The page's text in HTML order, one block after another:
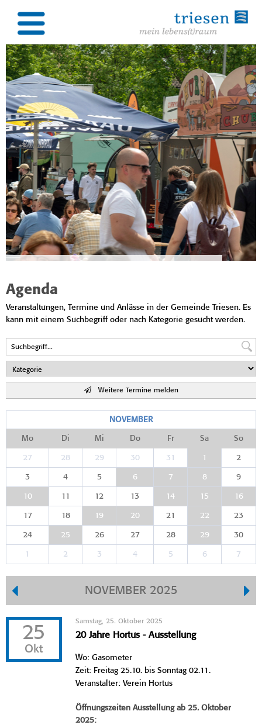
Agenda
Veranstaltungen, Termine und Anlässe in der Gemeinde Triesen. Es
kann mit einem Suchbegriff oder nach Kategorie gesucht werden.
Weitere Termine melden
NOVEMBER
Mo Di Mi Do Fr Sa So
27 28 29 30 31 1 2
3 4 5 6 7 8 9
10 11 12 13 14 15 16
17 18 19 20 21 22 23
24 25 26 27 28 29 30
1 2 3 4 5 6 7
NOVEMBER 2025
25
Okt
Samstag, 25. Oktober 2025
20 Jahre Hortus - Ausstellung
Wo: Gasometer
Zeit: Freitag 25.10. bis Sonntag 02.11.
Veranstalter: Verein Hortus
Öffnungszeiten Ausstellung ab 25. Oktober
2025: